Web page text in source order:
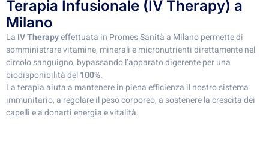
Terapia Infusionale (IV Therapy) a
Milano
La IV Therapyeffettuata in Promes Sanità a Milano permette di
somministrare vitamine, minerali e micronutrienti direttamente nel
circolo sanguigno, bypassando l’apparato digerente per una
biodisponibilità del100%.
La terapia aiuta a mantenere in piena efficienza il nostro sistema
immunitario, a regolare il peso corporeo, a sostenere la crescita dei
capelli e a donarti energia e vitalità.